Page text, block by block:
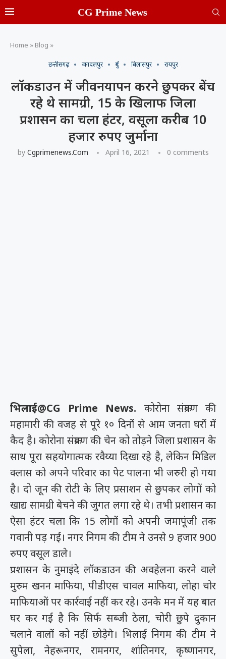
CG Prime News
Home » Blog »
छत्तीसगढ़ जगदलपुर दुर्ग बिलासपुर रायपुर
लॉकडाउन में जीवनयापन करने छुपकर बेंच
रहे थे सामग्री, 15 के खिलाफ जिला
प्रशासन का चला हंटर, वसूला करीब 10
हजार रुपए जुर्माना
by Cgprimenews.com April 16, 2021 0 comments
भिलाई@CG Prime News. कोरोना संक्रमण की
महामारी की वजह से पूरे १० दिनों से आम जनता घरों में
कैद है। कोरोना संक्रमण की चेन को तोड़ने जिला प्रशासन के
साथ पूरा सहयोगात्मक रवैय्या दिखा रहे है, लेकिन मिडिल
क्लास को अपने परिवार का पेट पालना भी जरुरी हो गया
है। दो जून की रोटी के लिए प्रसाशन से छुपकर लोगों को
खाद्य सामग्री बेचने की जुगत लगा रहे थे। तभी प्रशासन का
ऐसा हंटर चला कि 15 लोगों को अपनी जमापूंजी तक
गवानी पड़ गई। नगर निगम की टीम ने उनसे 9 हजार 900
रुपए वसूल डाले।
प्रशासन के नुमाइंदे लॉकडाउन की अवहेलना करने वाले
मुरुम खनन माफिया, पीडीएस चावल माफिया, लोहा चोर
माफियाओं पर कार्रवाई नहीं कर रहे। उनके मन में यह बात
घर कर गई है कि सिर्फ सब्जी ठेला, चोरी छुपे दुकान
चलाने वालों को नहीं छोड़ेगे। भिलाई निगम की टीम ने
सुपेला, नेहरूनगर, रामनगर, शांतिनगर, कृष्णानगर,